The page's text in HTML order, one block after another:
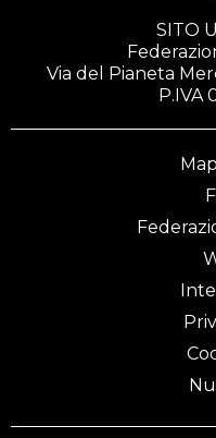
SITO
Via del Pianeta
P.IVA